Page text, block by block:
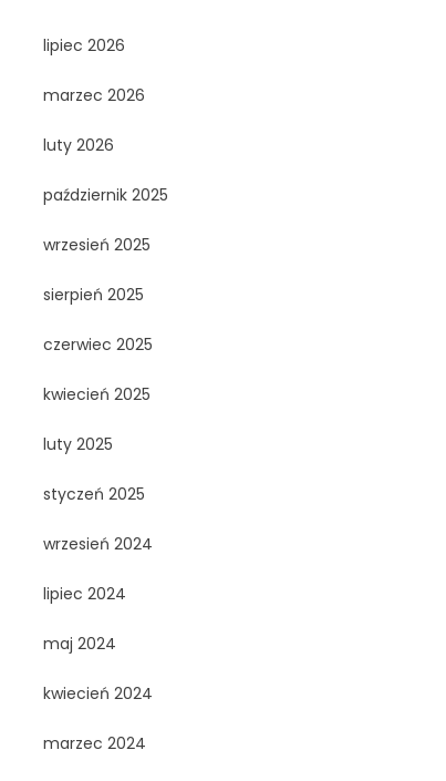
lipiec 2026
marzec 2026
luty 2026
październik 2025
wrzesień 2025
sierpień 2025
czerwiec 2025
kwiecień 2025
luty 2025
styczeń 2025
wrzesień 2024
lipiec 2024
maj 2024
kwiecień 2024
marzec 2024